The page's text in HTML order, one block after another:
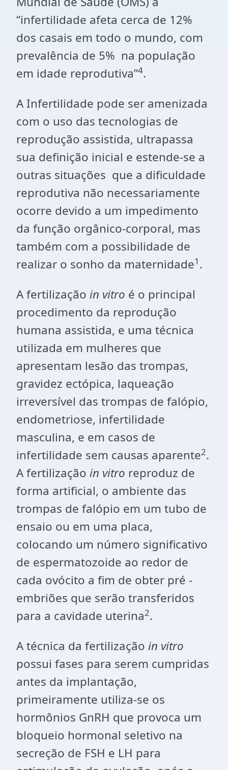
“infertilidade afeta cerca de 12%
dos casais em todo o mundo, com
prevalência de 5% na população
em idade reprodutiva”4.
A Infertilidade pode ser amenizada
com o uso das tecnologias de
reprodução assistida, ultrapassa
sua definição inicial e estende-se a
outras situações que a dificuldade
reprodutiva não necessariamente
ocorre devido a um impedimento
da função orgânico-corporal, mas
também com a possibilidade de
realizar o sonho da maternidade1 .
A fertilização in vitro é o principal
procedimento da reprodução
humana assistida, e uma técnica
utilizada em mulheres que
apresentam lesão das trompas,
gravidez ectópica, laqueação
irreversível das trompas de falópio,
endometriose, infertilidade
masculina, e em casos de
infertilidade sem causas aparente2.
A fertilização in vitro reproduz de
forma artificial, o ambiente das
trompas de falópio em um tubo de
ensaio ou em uma placa,
colocando um número significativo
de espermatozoide ao redor de
cada ovócito a fim de obter pré -
embriões que serão transferidos
para a cavidade uterina2.
A técnica da fertilização in vitro
possui fases para serem cumpridas
antes da implantação,
primeiramente utiliza-se os
hormônios GnRH que provoca um
bloqueio hormonal seletivo na
secreção de FSH e LH para